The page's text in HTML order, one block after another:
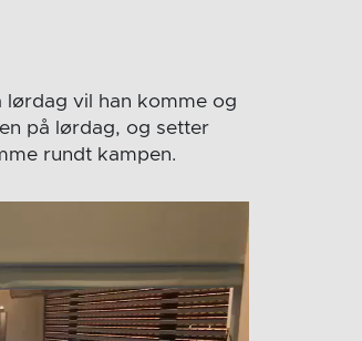
lørdag vil han komme og
på lørdag, og setter
rundt kampen.